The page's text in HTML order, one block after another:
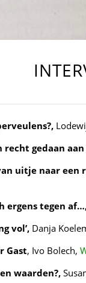
gedaan
uitje naar
ergens tegen
vol’, Danja
Gast, Ivo Bolech,
waarden?,